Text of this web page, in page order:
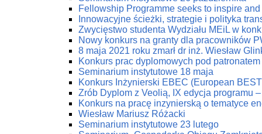
Fellowship Programme seeks to inspire
Innowacyjne ścieżki, strategie i polityka
Zwycięstwo studenta Wydziału MEiL w
Nowy konkurs na granty dla pracowników
8 maja 2021 roku zmarł dr inż. Wiesław
Konkurs prac dyplomowych pod
Seminarium instytutowe 18 maja
Konkurs Inżynierski EBEC (European
Zrób Dyplom z Veolią, IX edycja programu
Konkurs na pracę inzynierską o tematyce
Wiesław Mariusz Różacki
Seminarium instytutowe 23 lutego